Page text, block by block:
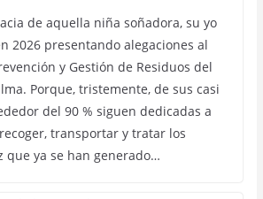
de aquella niña soñadora, su yo
2026 presentando alegaciones al
y Gestión de Residuos del
Porque, tristemente, de sus casi
del 90 % siguen dedicadas a
transportar y tratar los
que ya se han generado…